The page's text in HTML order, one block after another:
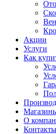
Акции
Услуги
Как
О
Контакты